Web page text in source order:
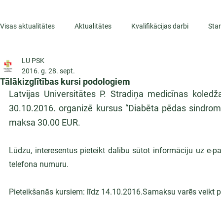
Visas aktualitātes Aktualitātes Kvalifikācijas darbi
ESF projekti
Tālākizglītības kursi podologiem
LU PSK
2016. g. 28. sept.
Latvijas Universitātes P. Stradiņa medicīnas
30.10.2016. organizē kursus “Diabēta pēdas
maksa 30.00 EUR.
Lūdzu, interesentus pieteikt dalību sūtot informāciju uz e-
telefona numuru.
Pieteikšanās kursiem: līdz 14.10.2016.Samaksu varēs